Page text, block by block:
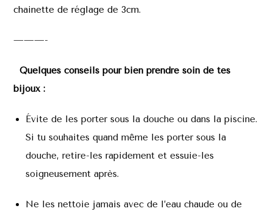
chainette de réglage de 3cm.
———-
Quelques conseils pour bien prendre soin de tes
bijoux :
Évite de les porter sous la douche ou dans la piscine.
Si tu souhaites quand même les porter sous la
douche, retire-les rapidement et essuie-les
soigneusement après.
Ne les nettoie jamais avec de l’eau chaude ou de